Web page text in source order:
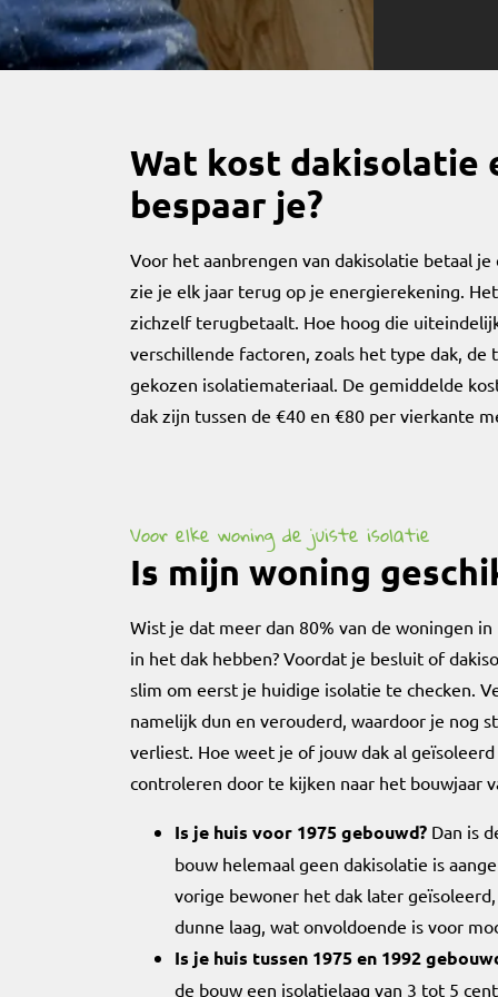
Wat kost dakisolatie
bespaar je?
Voor het aanbrengen van dakisolatie betaal
zie je elk jaar terug op je energierekening.
zichzelf terugbetaalt. Hoe hoog die
verschillende factoren, zoals het type dak, de
gekozen isolatiemateriaal. De gemiddelde
dak zijn tussen de €40 en €80 per vierkante
Voor elke woning de juiste isolatie
Is mijn woning
Wist je dat meer dan 80% van de woningen
in het dak hebben? Voordat je besluit of
slim om eerst je huidige isolatie te checken.
namelijk dun en verouderd, waardoor je nog
verliest. Hoe weet je of jouw dak al
controleren door te kijken naar het bouwjaar
Is je huis voor 1975 gebouwd? Dan is
bouw helemaal geen dakisolatie is
vorige bewoner het dak later
dunne laag, wat onvoldoende is voor
Is je huis tussen 1975 en 1992
de bouw een isolatielaag van 3 tot 5